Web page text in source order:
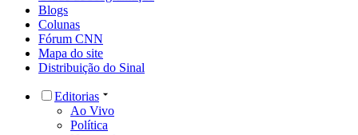
Blogs
Colunas
Fórum CNN
Mapa do site
Distribuição do Sinal
Editorias
Ao Vivo
Política